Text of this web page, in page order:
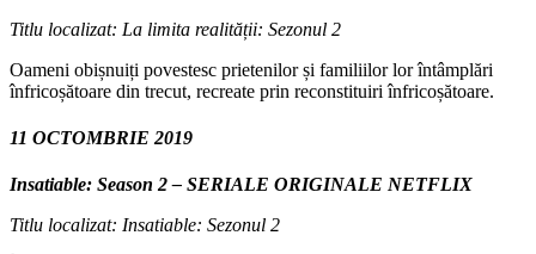
Titlu localizat: La limita realității: Sezonul 2
Oameni obișnuiți povestesc prietenilor și familiilor lor întâmplări
înfricoșătoare din trecut, recreate prin reconstituiri înfricoșătoare.
11 OCTOMBRIE 2019
Insatiable: Season 2 – SERIALE ORIGINALE NETFLIX
Titlu localizat: Insatiable: Sezonul 2